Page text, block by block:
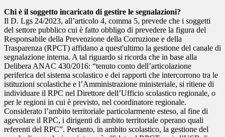
Chi è il soggetto incaricato di gestire le segnalazioni?
Il D. Lgs 24/2023, all’articolo 4, comma 5, prevede che i soggetti
del settore pubblico cui è fatto obbligo di prevedere la figura del
Responsabile della Prevenzione della Corruzione e della
Trasparenza (RPCT) affidano a quest'ultimo la gestione del canale di
segnalazione interna. A tal riguardo si ricorda che in base alla
Delibera ANAC 430/2016: “tenuto conto dell’articolazione
periferica del sistema scolastico e dei rapporti che intercorrono tra le
istituzioni scolastiche e l’Amministrazione ministeriale, si ritiene di
individuare il RPC nel Direttore dell’Ufficio scolastico regionale, o
per le regioni in cui è previsto, nel coordinatore regionale.
Considerato l’ambito territoriale particolarmente esteso, al fine di
agevolare il RPC, i dirigenti di ambito territoriale operano quali
referenti del RPC”. Pertanto, in ambito scolastico, la gestione del